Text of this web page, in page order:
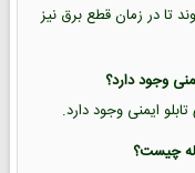
تا در زمان قطع برق نیز
ایمنی وجود دارد.